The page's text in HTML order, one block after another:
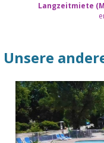
Langzeitmiete
Unsere